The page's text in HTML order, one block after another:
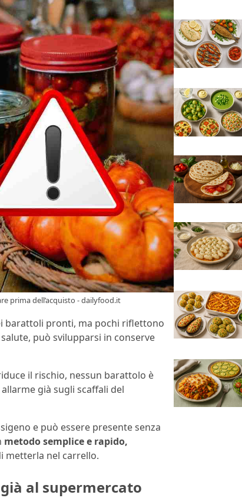
prima dell’acquisto - dailyfood.it
barattoli pronti, ma pochi riflettono
può svilupparsi in conserve
il rischio, nessun barattolo è
già sugli scaffali del
e può essere presente senza
metodo semplice e rapido,
metterla nel carrello.
al supermercato